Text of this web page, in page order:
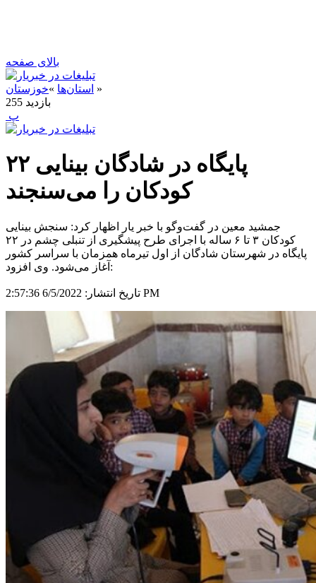
بالای صفحه
استان‌ها »خوزستان
»
255 بازدید
‍ پ
۲۲ پایگاه در شادگان بینایی
کودکان را می‌سنجند
جمشید معین در گفت‌وگو با خبر یار اظهار کرد: سنجش بینایی
کودکان ۳ تا ۶ ساله با اجرای طرح پیشگیری از تنبلی چشم در ۲۲
پایگاه در شهرستان شادگان از اول تیرماه همزمان با سراسر کشور
آغاز می‌شود. وی افزود:
تاریخ انتشار: 6/5/2022 2:57:36 PM